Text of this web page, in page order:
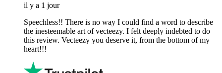
il y a 1 jour
Speechless!! There is no way I could find a word to describe
the inesteemable art of vecteezy. I felt deeply indebted to do
this review. Vecteezy you deserve it, from the bottom of my
heart!!!